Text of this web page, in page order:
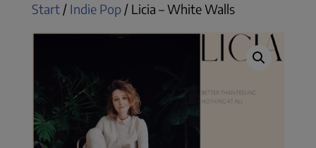
Start/ Indie Pop/ Licia – White Walls